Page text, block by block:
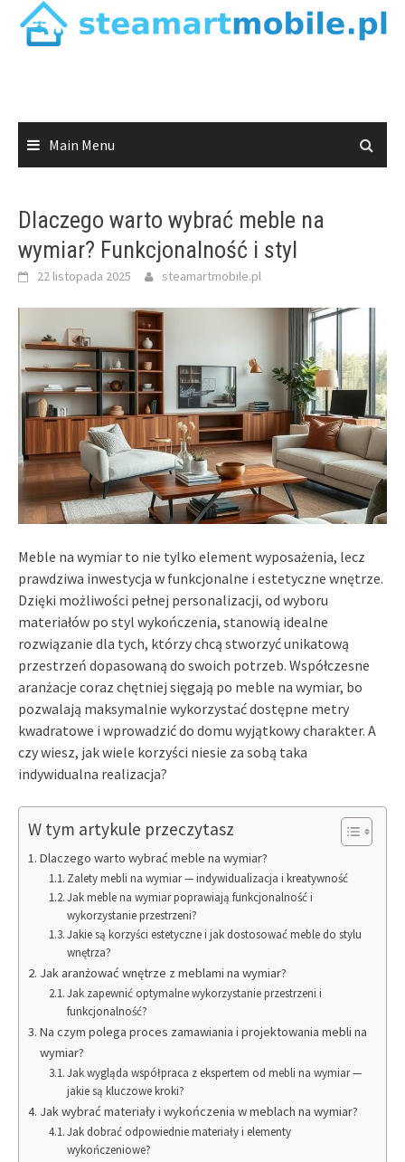
Main Menu
Dlaczego warto wybrać meble na
wymiar? Funkcjonalność i styl
22 listopada 2025 steamartmobile.pl
Meble na wymiar to nie tylko element wyposażenia, lecz
prawdziwa inwestycja w funkcjonalne i estetyczne wnętrze.
Dzięki możliwości pełnej personalizacji, od wyboru
materiałów po styl wykończenia, stanowią idealne
rozwiązanie dla tych, którzy chcą stworzyć unikatową
przestrzeń dopasowaną do swoich potrzeb. Współczesne
aranżacje coraz chętniej sięgają po meble na wymiar, bo
pozwalają maksymalnie wykorzystać dostępne metry
kwadratowe i wprowadzić do domu wyjątkowy charakter. A
czy wiesz, jak wiele korzyści niesie za sobą taka
indywidualna realizacja?
W tym artykule przeczytasz
Dlaczego warto wybrać meble na wymiar?
Zalety mebli na wymiar — indywidualizacja i kreatywność
Jak meble na wymiar poprawiają funkcjonalność i
wykorzystanie przestrzeni?
Jakie są korzyści estetyczne i jak dostosować meble do stylu
wnętrza?
Jak aranżować wnętrze z meblami na wymiar?
Jak zapewnić optymalne wykorzystanie przestrzeni i
funkcjonalność?
Na czym polega proces zamawiania i projektowania mebli na
wymiar?
Jak wygląda współpraca z ekspertem od mebli na wymiar —
jakie są kluczowe kroki?
Jak wybrać materiały i wykończenia w meblach na wymiar?
Jak dobrać odpowiednie materiały i elementy
wykończeniowe?